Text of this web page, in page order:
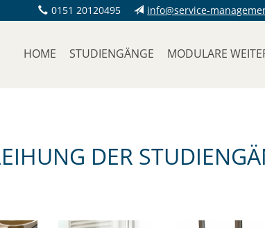
0151 20120495 info@service-
HOME STUDIENGÄNGE MODULARE
DER